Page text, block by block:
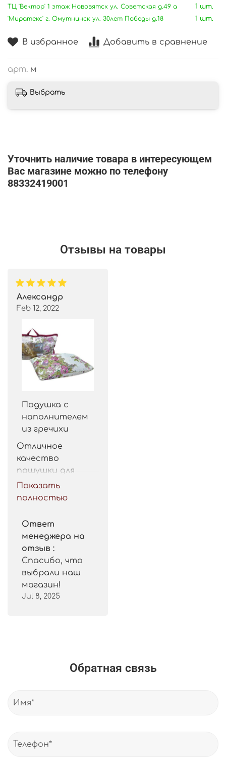
В избранное Добавить в сравнение
арт. м
ТЦ 'Вектор' 1 этаж Нововятск ул. Советская д.49 а
1 шт.
'Миратекс' г. Омутнинск ул. 30лет Победы д.18
1 шт.
Выбрать
Уточнить наличие товара в интересующем
Вас магазине можно по телефону
88332419001
Отзывы на товары
Александр
Feb 12, 2022
Подушка с
наполнителем
из гречихи
Отличное
качество
пошушки для
такой цены.
Рекомендую.
Показать
полностью
Ответ
менеджера на
отзыв :
Спасибо, что
выбрали наш
магазин!
Jul 8, 2025
Обратная связь